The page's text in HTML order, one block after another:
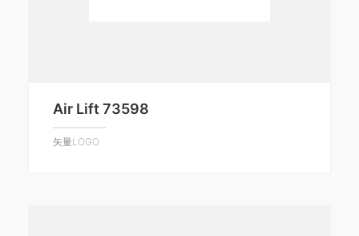
Air Lift 73598
矢量LOGO